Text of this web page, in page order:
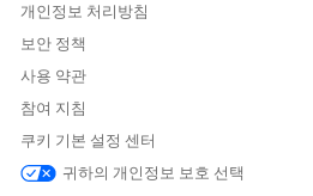
에 대해 특별히 설정하면 모든 새로운
데이트가 에이전트의 Knowledge 자료
컴플레인 처리기가 에이전트에게 내역
데이터 레이크 개체 매핑
CRM에서 컴플레인 레코드를 수집할
개인정보 처리방침
보안 정책
사용 약관
참여 지침
쿠키 기본 설정 센터
귀하의 개인정보 보호 선택